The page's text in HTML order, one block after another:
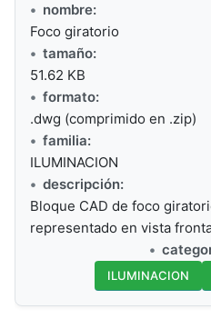
nombre:
Foco giratorio
tamaño:
51.62 KB
formato:
.dwg (comprimido en .zip)
familia:
ILUMINACION
descripción:
Bloque CAD de foco
representado en vista
ILUMINACION